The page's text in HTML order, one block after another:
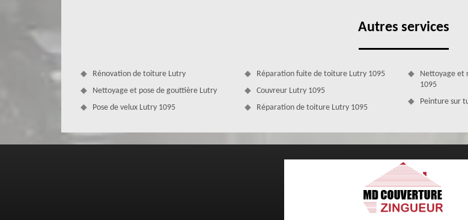
Couvreur à Lutry est disposé à vous donner des conseils et nous respectons vos choix en vous donnant des solutions
vos demandes. Soyez rassuré, l’entreprise de toiture 1095 présente dans la ville de Lutry utilise des produits
Autres services
Rénovation de toiture Lutry
Nettoyage et pose de gouttière Lutry
Pose de velux Lutry 1095
Réparation fuite de toiture Lutry 1095
Couvreur Lutry 1095
Réparation de toiture Lutry 1095
Nettoyage et
1095
Peinture sur